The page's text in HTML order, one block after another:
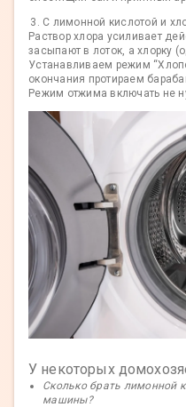
С лимонной кислотой и
Раствор хлора усиливает
засыпают в лоток, а хлорку
Устанавливаем режим
окончания протираем
Режим отжима включать не
У некоторых
Сколько брать лимонной
машины?